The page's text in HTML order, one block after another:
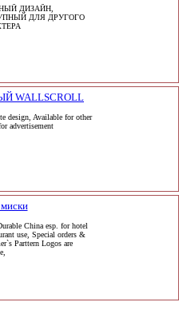
ДИЗАЙН,
ДЛЯ ДРУГОГО
WALLSCROLL
design, Available for other
advertisement
China esp. for hotel
use, Special orders &
Parttern Logos are